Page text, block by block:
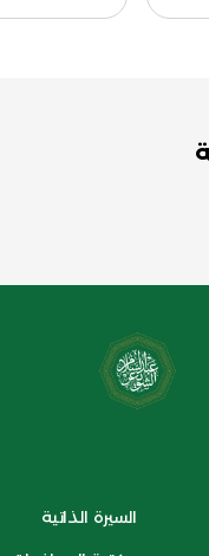
السيرة الذاتية